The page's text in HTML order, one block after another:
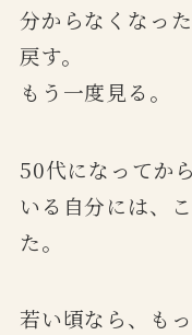
分からなくなった
戻す。
もう一度見る。
50代になってか
いる自分には、
た。
若い頃なら、も